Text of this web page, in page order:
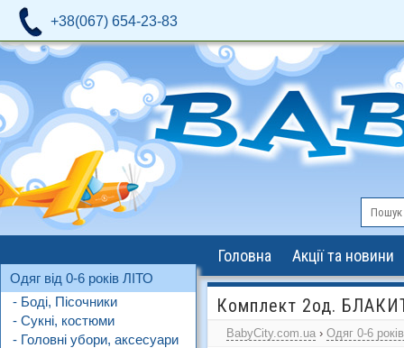
+38(067) 654-23-83
Головна Акції та новини
Одяг від 0-6 років ЛІТО
- Боді, Пісочники
- Сукні, костюми
- Головні убори, аксесуари
Комплект 2од.
BabyCity.com.ua › Одяг 0-6